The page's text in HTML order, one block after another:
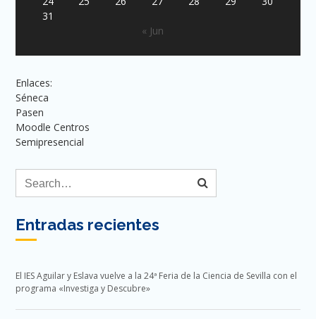
31
« Jun
Enlaces:
Séneca
Pasen
Moodle Centros
Semipresencial
Entradas recientes
El IES Aguilar y Eslava vuelve a la 24ª Feria de la Ciencia de Sevilla con el
programa «Investiga y Descubre»